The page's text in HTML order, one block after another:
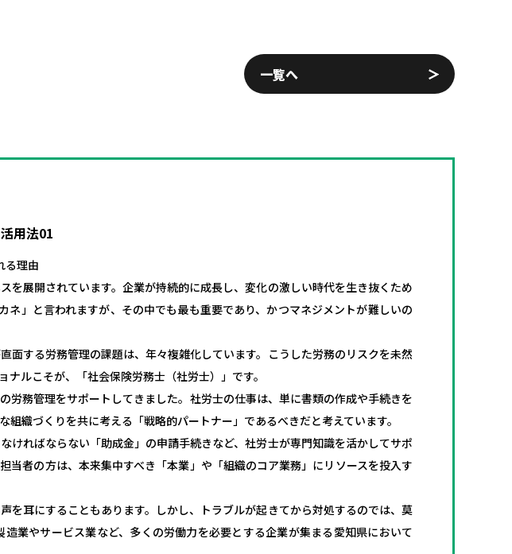
一覧へ
用法01
る理由
展開されています。企業が持続的に成長し、変化の激しい時代を生き抜くため
」と言われますが、その中でも最も重要であり、かつマネジメントが難しいの
する労務管理の課題は、年々複雑化しています。こうした労務のリスクを未然
ルこそが、「社会保険労務士（社労士）」です。
務管理をサポートしてきました。社労士の仕事は、単に書類の作成や手続きを
織づくりを共に考える「戦略的パートナー」であるべきだと考えています。
ればならない「助成金」の申請手続きなど、社労士が専門知識を活かしてサポ
者の方は、本来集中すべき「本業」や「組織のコア業務」にリソースを投入す
を耳にすることもあります。しかし、トラブルが起きてから対処するのでは、莫
業やサービス業など、多くの労働力を必要とする企業が集まる愛知県において